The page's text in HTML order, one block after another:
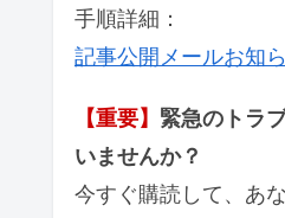
手順詳細：
記事公開メールお知
【重要】 緊急のトラ
いませんか？
今すぐ購読して、あ